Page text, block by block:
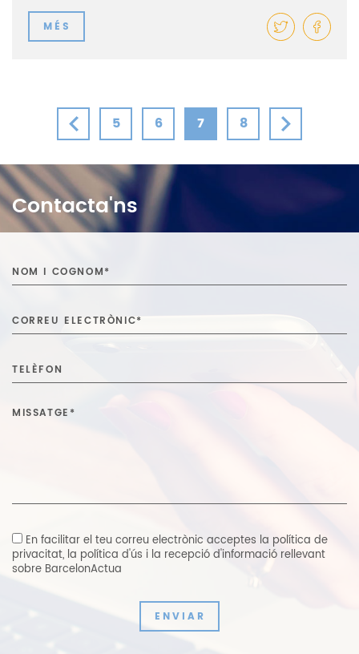
MÉS
5 6 7 8
Contacta'ns
En facilitar el teu correu electrònic acceptes la política de
privacitat, la política d'ús i la recepció d'informació rellevant
sobre BarcelonActua
ENVIAR